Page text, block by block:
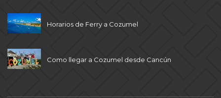
Horarios de Ferry a Cozumel
Como llegar a Cozumel desde Cancún